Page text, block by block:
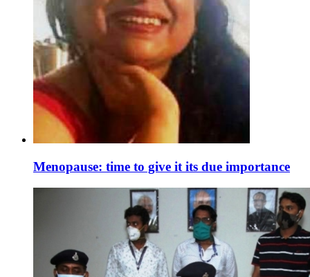
Menopause: time to give it its due importance